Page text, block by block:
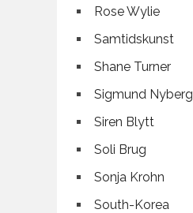
Rose Wylie
Samtidskunst
Shane Turner
Sigmund Nyberg
Siren Blytt
Soli Brug
Sonja Krohn
South-Korea